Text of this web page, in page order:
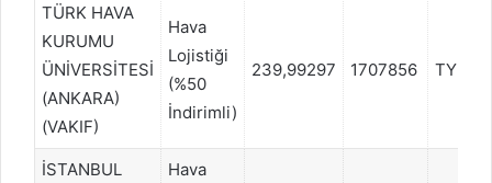
TÜRK HAVA
KURUMU
ÜNİVERSİTESİ
(ANKARA)
(VAKIF)
Hava
Lojistiği
(%50
İndirimli)
239,99297 1707856 TYT
İSTANBUL
Hava